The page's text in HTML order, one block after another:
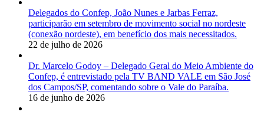
Delegados do Confep, João Nunes e Jarbas Ferraz,
participarão em setembro de movimento social no nordeste
(conexão nordeste), em benefício dos mais necessitados.
22 de julho de 2026
Dr. Marcelo Godoy – Delegado Geral do Meio Ambiente do
Confep, é entrevistado pela TV BAND VALE em São José
dos Campos/SP, comentando sobre o Vale do Paraíba.
16 de junho de 2026